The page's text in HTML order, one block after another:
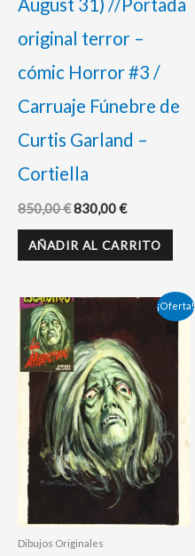
August 31) //Portada
original terror –
cómic Horror #3 /
Carruaje Fúnebre de
Curtis Garland –
Cortiella
850,00€830,00€
AÑADIR AL CARRITO
¡Oferta!
Dibujos Originales
El
precio
original
era:
650,00 €.
El
precio
es:
595,00 €.